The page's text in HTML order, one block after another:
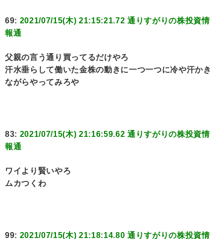
69: 2021/07/15(木) 21:15:21.72 通りすがりの株投資情
報通
父親の言う通り買ってるだけやろ
汗水垂らして働いた金株の動きに一つ一つに冷や汗かき
ながらやってみろや
83: 2021/07/15(木) 21:16:59.62 通りすがりの株投資情
報通
ワイより賢いやろ
ムカつくわ
99: 2021/07/15(木) 21:18:14.80 通りすがりの株投資情